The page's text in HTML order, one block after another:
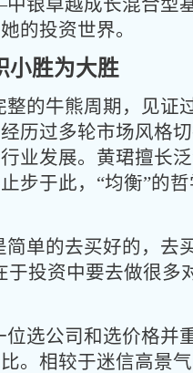
银卓越成长混合型
的投资世界。
小胜为大胜
整的牛熊周期，见证
历过多轮市场风格
业发展。黄珺擅长
步于此，“均衡”的
单的去买好的，去
于投资中要去做很多
位选公司和选价格并
。相较于迷信高景